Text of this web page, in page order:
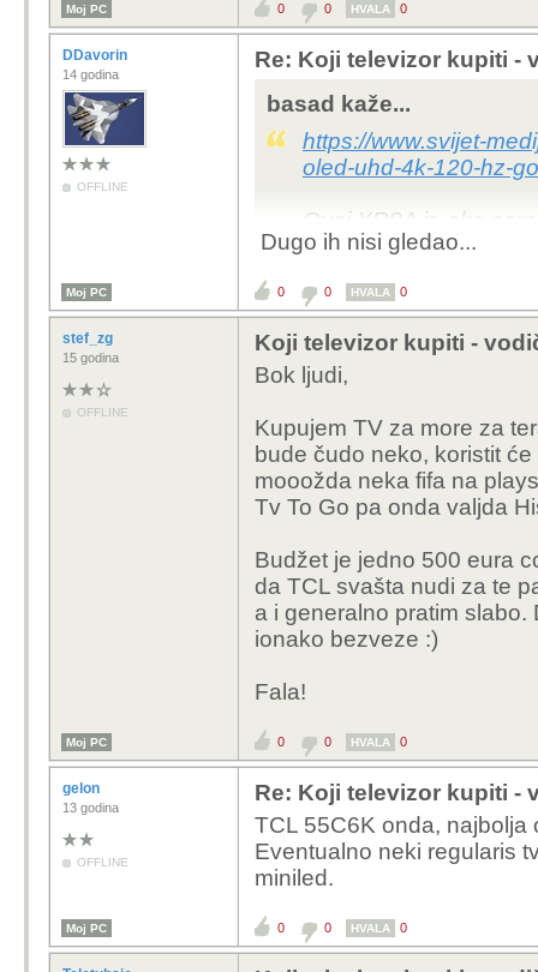
Moj PC 0 0 HVALA 0
DDavorin
14 godina
OFFLINE
Re: Koji televizor kupiti -
basad kaže...
https://www.svijet-
oled-uhd-4k-120-hz-
Ovaj XR8A je ako
backlight remote?
Dugo ih nisi gledao...
Moj PC 0 0 HVALA 0
stef_zg
15 godina
OFFLINE
Koji televizor kupiti -
Bok ljudi,
Kupujem TV za more za
bude čudo neko, koristit
mooožda neka fifa na
Tv To Go pa onda valjda
Budžet je jedno 500 eura
da TCL svašta nudi za te
a i generalno pratim
ionako bezveze :)
Fala!
Moj PC 0 0 HVALA 0
gelon
13 godina
OFFLINE
Re: Koji televizor kupiti -
TCL 55C6K onda, najbolja
Eventualno neki regularis
miniled.
Moj PC 0 0 HVALA 0